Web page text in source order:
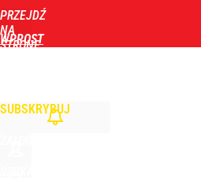
PRZEJDŹ
NA
STRONĘ
WPROST
SUBSKRYBUJ
4